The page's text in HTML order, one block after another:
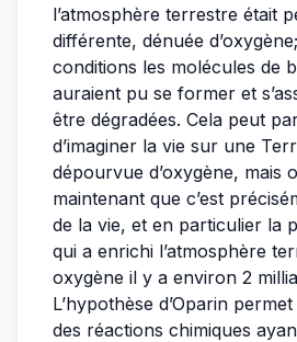
l’atmosphère terrestre était
différente, dénuée
conditions les molécules de
auraient pu se former et
être dégradées. Cela peut
d’imaginer la vie sur une
dépourvue d’oxygène, mais
maintenant que c’est
de la vie, et en particulier la
qui a enrichi l’atmosphère
oxygène il y a environ 2
L’hypothèse d’Oparin
des réactions chimiques